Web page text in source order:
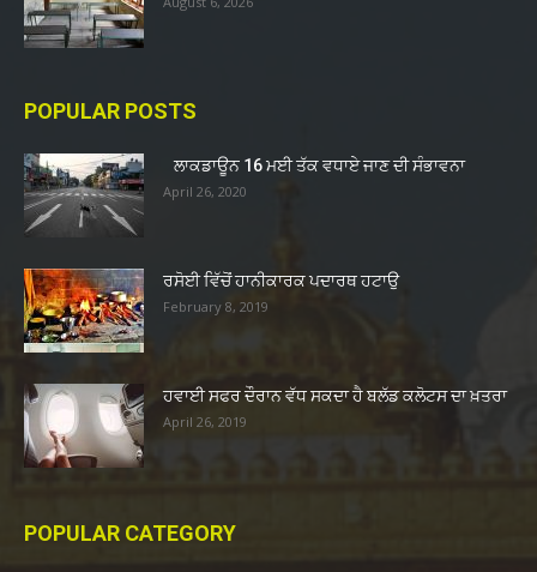
POPULAR POSTS
ਲਾਕਡਾਊਨ 16 ਮਈ ਤੱਕ ਵਧਾਏ ਜਾਣ ਦੀ ਸੰਭਾਵਨਾ
April 26, 2020
ਰਸੋਈ ਵਿੱਚੋਂ ਹਾਨੀਕਾਰਕ ਪਦਾਰਥ ਹਟਾਉ
February 8, 2019
ਹਵਾਈ ਸਫਰ ਦੌਰਾਨ ਵੱਧ ਸਕਦਾ ਹੈ ਬਲੱਡ ਕਲੋਟਸ ਦਾ ਖ਼ਤਰਾ
April 26, 2019
POPULAR CATEGORY